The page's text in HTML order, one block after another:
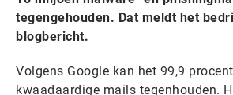
tegengehouden. Dat meldt het
blogbericht.
Volgens Google kan het 99,9
kwaadaardige mails tegenhouden.